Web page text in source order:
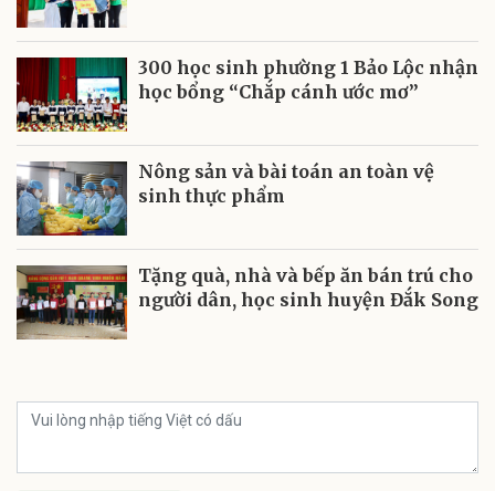
300 học sinh phường 1 Bảo Lộc nhận
học bổng “Chắp cánh ước mơ”
Nông sản và bài toán an toàn vệ
sinh thực phẩm
Tặng quà, nhà và bếp ăn bán trú cho
người dân, học sinh huyện Đắk Song